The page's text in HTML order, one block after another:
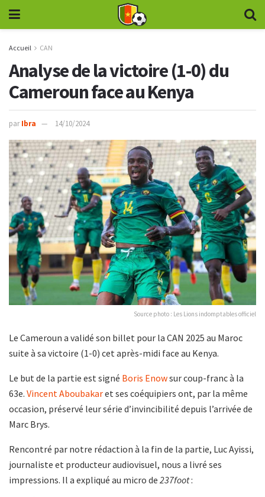
Accueil CAN
Analyse de la victoire (1-0) du
Cameroun face au Kenya
par Ibra 14/10/2024
Source photo : Les Lions indomptables officiel
Le Cameroun a validé son billet pour la CAN 2025 au Maroc
suite à sa victoire (1-0) cet après-midi face au Kenya.
Le but de la partie est signé Boris Enowsur coup-franc à la
63e. Vincent Aboubakaret ses coéquipiers ont, par la même
occasion, préservé leur série d’invincibilité depuis l’arrivée de
Marc Brys.
Rencontré par notre rédaction à la fin de la partie, Luc Ayissi,
journaliste et producteur audiovisuel, nous a livré ses
impressions. Il a expliqué au micro de 237foot: